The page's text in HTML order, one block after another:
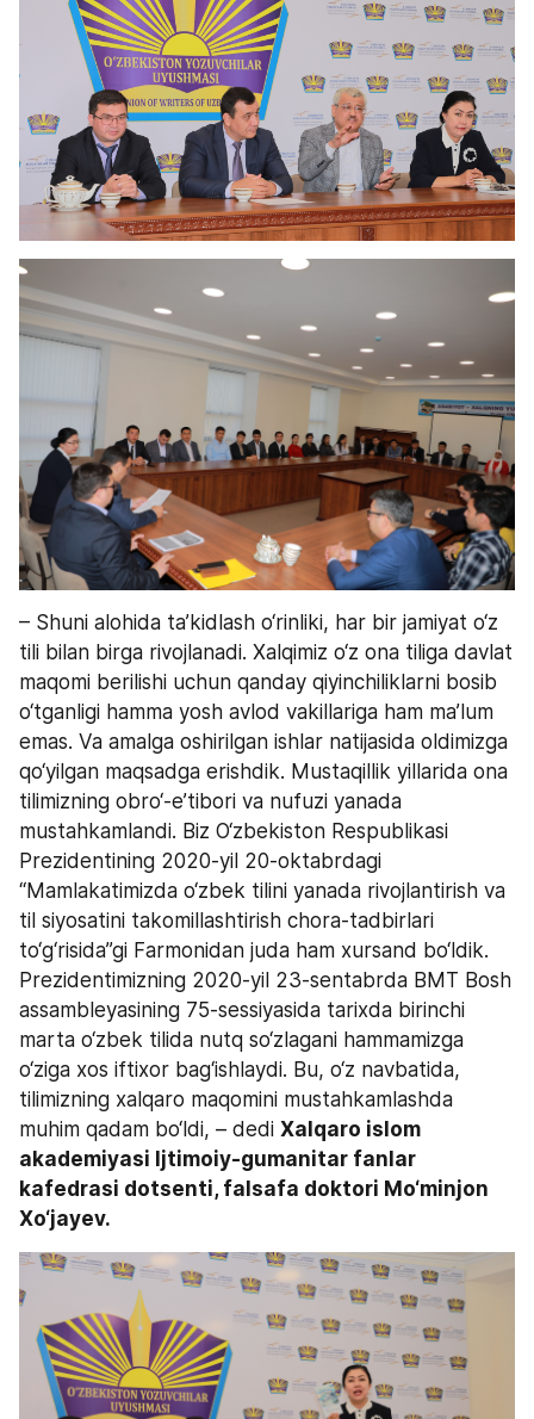
– Shuni alohida ta’kidlash o‘rinliki, har bir jamiyat o‘z
tili bilan birga rivojlanadi. Xalqimiz o‘z ona tiliga davlat
maqomi berilishi uchun qanday qiyinchiliklarni bosib
o‘tganligi hamma yosh avlod vakillariga ham ma’lum
emas. Va amalga oshirilgan ishlar natijasida oldimizga
qo‘yilgan maqsadga erishdik. Mustaqillik yillarida ona
tilimizning obro‘-e’tibori va nufuzi yanada
mustahkamlandi. Biz O‘zbekiston Respublikasi
Prezidentining 2020-yil 20-oktabrdagi
“Mamlakatimizda o‘zbek tilini yanada rivojlantirish va
til siyosatini takomillashtirish chora-tadbirlari
to‘g‘risida”gi Farmonidan juda ham xursand bo‘ldik.
Prezidentimizning 2020-yil 23-sentabrda BMT Bosh
assambleyasining 75-sessiyasida tarixda birinchi
marta o‘zbek tilida nutq so‘zlagani hammamizga
o‘ziga xos iftixor bag‘ishlaydi. Bu, o‘z navbatida,
tilimizning xalqaro maqomini mustahkamlashda
muhim qadam bo‘ldi, – dedi Xalqaro islom
akademiyasi Ijtimoiy-gumanitar fanlar
kafedrasi dotsenti, falsafa doktori Mo‘minjon
Xo‘jayev.